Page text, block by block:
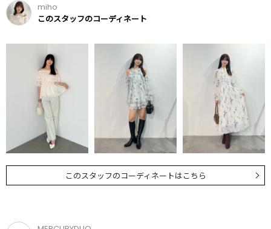
miho
このスタッフのコーディネート
このスタッフのコーディネートはこちら